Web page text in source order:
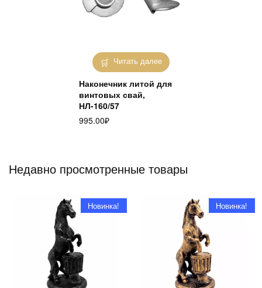
Читать далее
Наконечник литой для
винтовых свай,
НЛ-160/57
995.00₽
Недавно просмотренные товары
Новинка! Новинка!